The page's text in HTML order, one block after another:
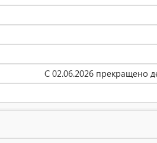
С 02.06.2026 прекращено